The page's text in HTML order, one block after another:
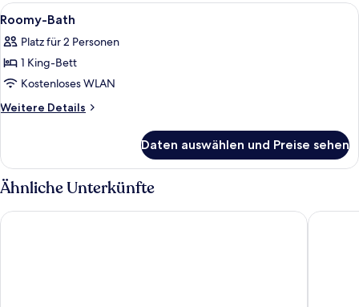
Alle
Fotos
für
Roomy-
Bath
anzeigen
Ein modernes Badezimmer mit
4
Roomy-Bath
Platz für 2 Personen
1 King-Bett
Kostenloses WLAN
Weitere Details
Weitere
Bath
Daten auswählen und Preise sehen
Ähnliche Unterkünfte
Apex Waterloo Place Hotel